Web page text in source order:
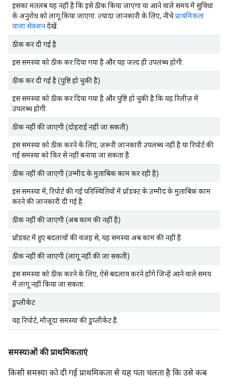
इसका मतलब यह नहीं है कि इसे ठीक किया जाएगा या आने वाले समय में सुविधा
के अनुरोध को लागू किया जाएगा. ज़्यादा जानकारी के लिए, नीचेप्राथमिकता
वाला सेक्शनदेखें.
ठीक कर दी गई है
इस समस्या को ठीक कर दिया गया है और यह जल्द ही उपलब्ध होगी.
ठीक कर दी गई है (पुष्टि हो चुकी है)
इस समस्या को ठीक कर दिया गया है और पुष्टि हो चुकी है कि यह रिलीज़ में
उपलब्ध होगी.
ठीक नहीं की जाएगी (दोहराई नहीं जा सकती)
इस समस्या को ठीक करने के लिए, ज़रूरी जानकारी उपलब्ध नहीं है या रिपोर्ट की
गई समस्या को फिर से नहीं बनाया जा सकता है
ठीक नहीं की जाएगी (उम्मीद के मुताबिक काम कर रही है)
इस समस्या में, रिपोर्ट की गई परिस्थितियों में प्रॉडक्ट के उम्मीद के मुताबिक काम
करने की जानकारी दी गई है.
ठीक नहीं की जाएगी (अब काम की नहीं है)
प्रॉडक्ट में हुए बदलावों की वजह से, यह समस्या अब काम की नहीं है.
ठीक नहीं की जाएगी (लागू नहीं की जा सकती)
इस समस्या को ठीक करने के लिए, ऐसे बदलाव करने होंगे जिन्हें आने वाले समय
में लागू नहीं किया जा सकता.
डुप्लीकेट
यह रिपोर्ट, मौजूदा समस्या की डुप्लीकेट है.
समस्याओं की प्राथमिकताएं
किसी समस्या को दी गई प्राथमिकता से यह पता चलता है कि उसे कब